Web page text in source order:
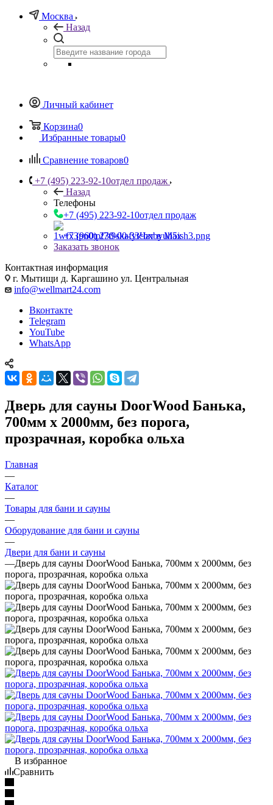
Москва
Назад
Личный кабинет
Корзина0
Избранные товары0
Сравнение товаров0
+7 (495) 223-92-10отдел продаж
Назад
Телефоны
+7 (495) 223-92-10отдел продаж
+7 (960) 230-00-33Чат в Max
Заказать звонок
Контактная информация
г. Мытищи д. Каргашино ул. Центральная
info@wellmart24.com
Вконтакте
Telegram
YouTube
WhatsApp
Дверь для сауны DoorWood Банька,
700мм х 2000мм, без порога,
прозрачная, коробка ольха
Главная
—
Каталог
—
Товары для бани и сауны
—
Оборудование для бани и сауны
—
Двери для бани и сауны
—Дверь для сауны DoorWood Банька, 700мм х 2000мм, без
порога, прозрачная, коробка ольха
В избранное
Сравнить